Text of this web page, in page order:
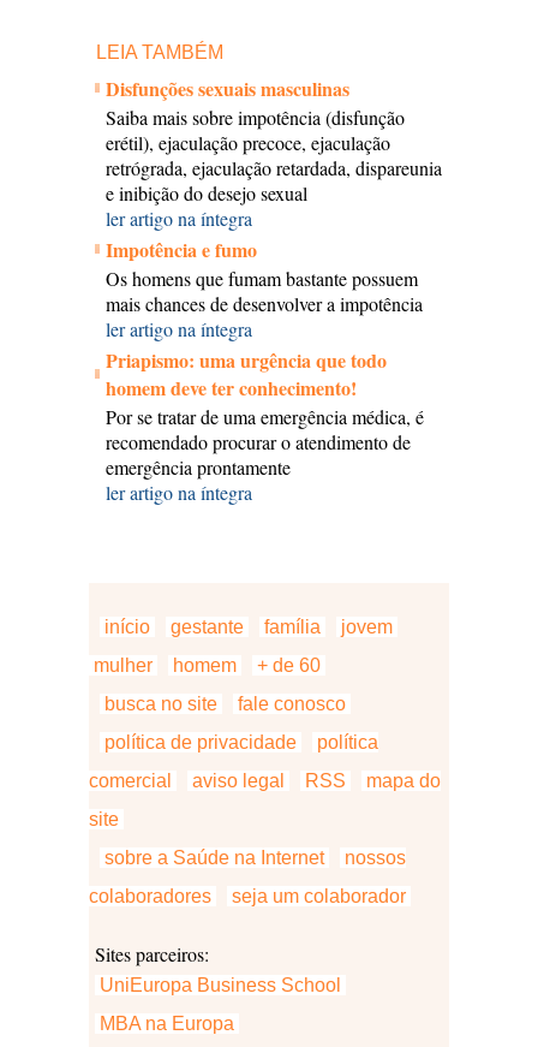
LEIA TAMBÉM
Disfunções sexuais masculinas
Saiba mais sobre impotência (disfunção
erétil), ejaculação precoce, ejaculação
retrógrada, ejaculação retardada, dispareunia
e inibição do desejo sexual
ler artigo na íntegra
Impotência e fumo
Os homens que fumam bastante possuem
mais chances de desenvolver a impotência
ler artigo na íntegra
Priapismo: uma urgência que todo
homem deve ter conhecimento!
Por se tratar de uma emergência médica, é
recomendado procurar o atendimento de
emergência prontamente
ler artigo na íntegra
início gestante família
jovem
mulher
homem
+ de 60
busca no site
fale conosco
política de privacidade
política
comercial
aviso legal RSS
mapa do
site
sobre a Saúde na Internet
nossos
colaboradores
seja um colaborador
Sites parceiros:
UniEuropa Business School
MBA na Europa